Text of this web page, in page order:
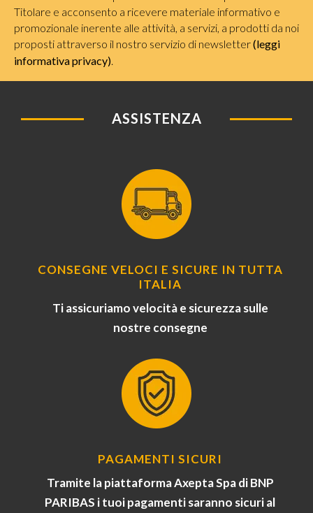
Titolare e acconsento a ricevere materiale informativo e
promozionale inerente alle attività, a servizi, a prodotti da noi
proposti attraverso il nostro servizio di newsletter(leggi
informativa privacy)
ASSISTENZA
CONSEGNE VELOCI E SICURE IN TUTTA
ITALIA
Ti assicuriamo velocità e sicurezza sulle
nostre consegne
PAGAMENTI SICURI
Tramite la piattaforma Axepta Spa di BNP
PARIBAS i tuoi pagamenti saranno sicuri al